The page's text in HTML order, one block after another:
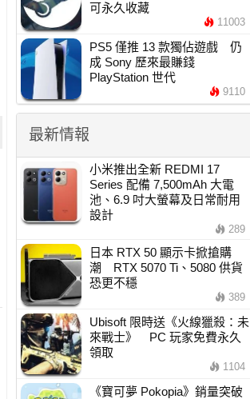
可永久收藏
11003
PS5 僅推 13 款獨佔遊戲 仍
成 Sony 歷來最賺錢
PlayStation 世代
9110
最新情報
小米推出全新 REDMI 17
Series 配備 7,500mAh 大電
池、6.9 吋大螢幕及日常耐用
設計
289
日本 RTX 50 顯示卡掀搶購
潮 RTX 5070 Ti、5080 供貨
恐更不穩
389
Ubisoft 限時送《火線獵殺：未
來戰士》 PC 玩家免費永久
領取
1104
《寶可夢 Pokopia》銷量突破